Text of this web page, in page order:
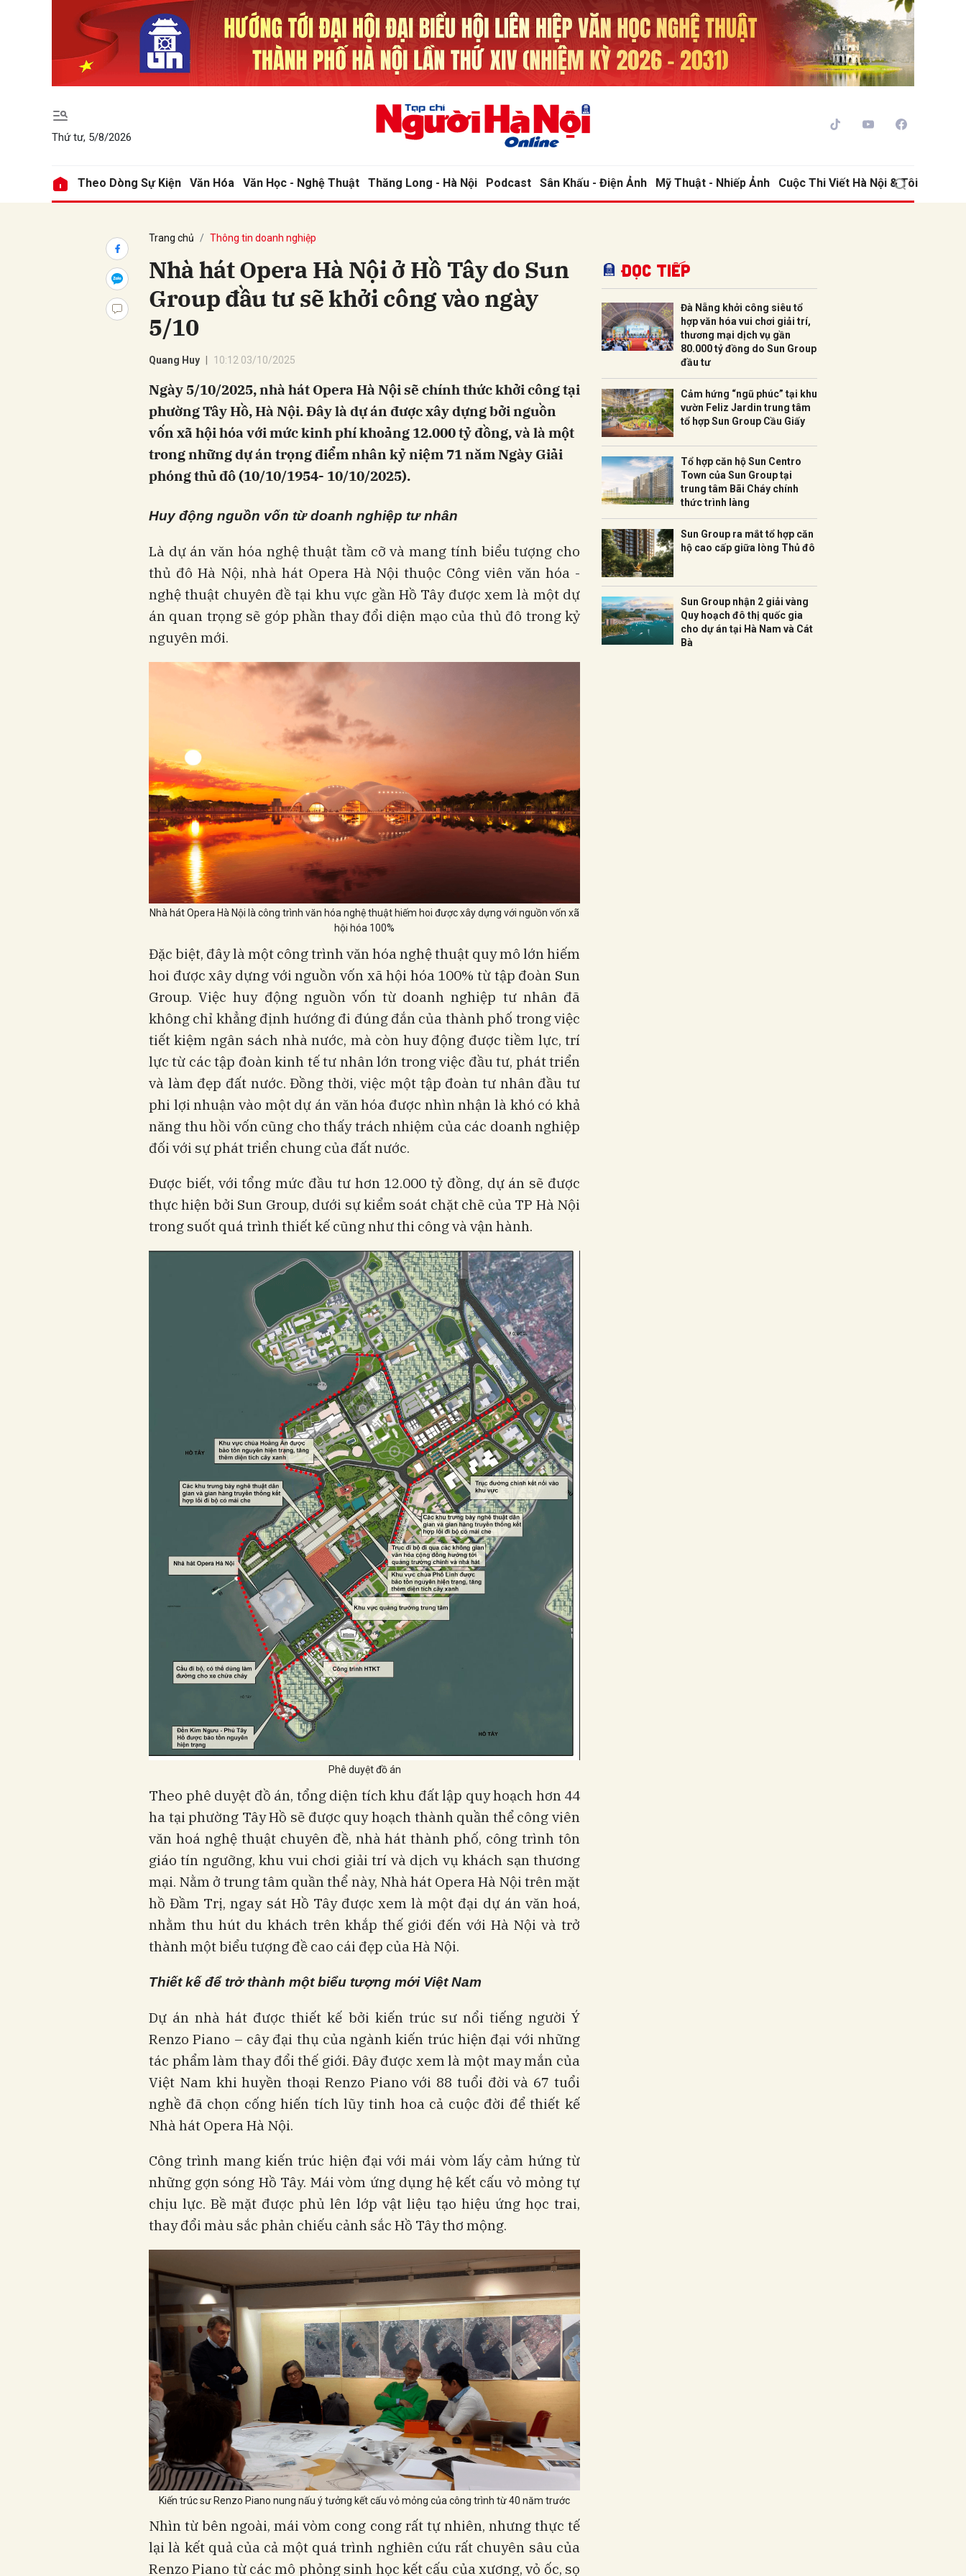
Thứ tư, 5/8/2026
Theo Dòng Sự Kiện Văn Hóa Văn Học - Nghệ Thuật Thăng Long - Hà Nội Podcast Sân Khấu - Điện Ảnh Mỹ Thuật - Nhiếp Ảnh Cuộc Thi Viết Hà Nội & Tôi
Trang chủ Thông tin doanh nghiệp
Nhà hát Opera Hà Nội ở Hồ Tây do Sun
Group đầu tư sẽ khởi công vào ngày
5/10
Quang Huy 10:12 03/10/2025
Ngày 5/10/2025, nhà hát Opera Hà Nội sẽ chính thức khởi công tại
phường Tây Hồ, Hà Nội. Đây là dự án được xây dựng bởi nguồn
vốn xã hội hóa với mức kinh phí khoảng 12.000 tỷ đồng, và là một
trong những dự án trọng điểm nhân kỷ niệm 71 năm Ngày Giải
phóng thủ đô (10/10/1954- 10/10/2025).
Huy động nguồn vốn từ doanh nghiệp tư nhân
Là dự án văn hóa nghệ thuật tầm cỡ và mang tính biểu tượng cho
thủ đô Hà Nội, nhà hát Opera Hà Nội thuộc Công viên văn hóa -
nghệ thuật chuyên đề tại khu vực gần Hồ Tây được xem là một dự
án quan trọng sẽ góp phần thay đổi diện mạo của thủ đô trong kỷ
nguyên mới.
Nhà hát Opera Hà Nội là công trình văn hóa nghệ thuật hiếm hoi được xây dựng với nguồn vốn xã
hội hóa 100%
Đặc biệt, đây là một công trình văn hóa nghệ thuật quy mô lớn hiếm
hoi được xây dựng với nguồn vốn xã hội hóa 100% từ tập đoàn Sun
Group. Việc huy động nguồn vốn từ doanh nghiệp tư nhân đã
không chỉ khẳng định hướng đi đúng đắn của thành phố trong việc
tiết kiệm ngân sách nhà nước, mà còn huy động được tiềm lực, trí
lực từ các tập đoàn kinh tế tư nhân lớn trong việc đầu tư, phát triển
và làm đẹp đất nước. Đồng thời, việc một tập đoàn tư nhân đầu tư
phi lợi nhuận vào một dự án văn hóa được nhìn nhận là khó có khả
năng thu hồi vốn cũng cho thấy trách nhiệm của các doanh nghiệp
đối với sự phát triển chung của đất nước.
Được biết, với tổng mức đầu tư hơn 12.000 tỷ đồng, dự án sẽ được
thực hiện bởi Sun Group, dưới sự kiểm soát chặt chẽ của TP Hà Nội
trong suốt quá trình thiết kế cũng như thi công và vận hành.
Phê duyệt đồ án
Theo phê duyệt đồ án, tổng diện tích khu đất lập quy hoạch hơn 44
ha tại phường Tây Hồ sẽ được quy hoạch thành quần thể công viên
văn hoá nghệ thuật chuyên đề, nhà hát thành phố, công trình tôn
giáo tín ngưỡng, khu vui chơi giải trí và dịch vụ khách sạn thương
mại. Nằm ở trung tâm quần thể này, Nhà hát Opera Hà Nội trên mặt
hồ Đầm Trị, ngay sát Hồ Tây được xem là một đại dự án văn hoá,
nhằm thu hút du khách trên khắp thế giới đến với Hà Nội và trở
thành một biểu tượng đề cao cái đẹp của Hà Nội.
Thiết kế để trở thành một biểu tượng mới Việt Nam
Dự án nhà hát được thiết kế bởi kiến trúc sư nổi tiếng người Ý
Renzo Piano – cây đại thụ của ngành kiến trúc hiện đại với những
tác phẩm làm thay đổi thế giới. Đây được xem là một may mắn của
Việt Nam khi huyền thoại Renzo Piano với 88 tuổi đời và 67 tuổi
nghề đã chọn cống hiến tích lũy tinh hoa cả cuộc đời để thiết kế
Nhà hát Opera Hà Nội.
Công trình mang kiến trúc hiện đại với mái vòm lấy cảm hứng từ
những gợn sóng Hồ Tây. Mái vòm ứng dụng hệ kết cấu vỏ mỏng tự
chịu lực. Bề mặt được phủ lên lớp vật liệu tạo hiệu ứng học trai,
thay đổi màu sắc phản chiếu cảnh sắc Hồ Tây thơ mộng.
Kiến trúc sư Renzo Piano nung nấu ý tưởng kết cấu vỏ mỏng của công trình từ 40 năm trước
Nhìn từ bên ngoài, mái vòm cong cong rất tự nhiên, nhưng thực tế
lại là kết quả của cả một quá trình nghiên cứu rất chuyên sâu của
Renzo Piano từ các mô phỏng sinh học kết cấu của xương, vỏ ốc, sọ
Đọc tiếp
Đà Nẵng khởi công siêu tổ
hợp văn hóa vui chơi giải trí,
thương mại dịch vụ gần
80.000 tỷ đồng do Sun Group
đầu tư
Cảm hứng “ngũ phúc” tại khu
vườn Feliz Jardin trung tâm
tổ hợp Sun Group Cầu Giấy
Tổ hợp căn hộ Sun Centro
Town của Sun Group tại
trung tâm Bãi Cháy chính
thức trình làng
Sun Group ra mắt tổ hợp căn
hộ cao cấp giữa lòng Thủ đô
Sun Group nhận 2 giải vàng
Quy hoạch đô thị quốc gia
cho dự án tại Hà Nam và Cát
Bà
Gửi bình luận